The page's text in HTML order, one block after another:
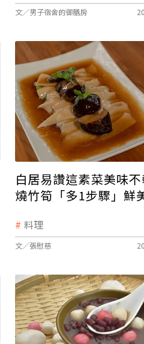
文／男子宿舍的御膳房
白居易讚這素菜美味
燒竹筍「多1步驟」鮮
料理
文／張慰慈